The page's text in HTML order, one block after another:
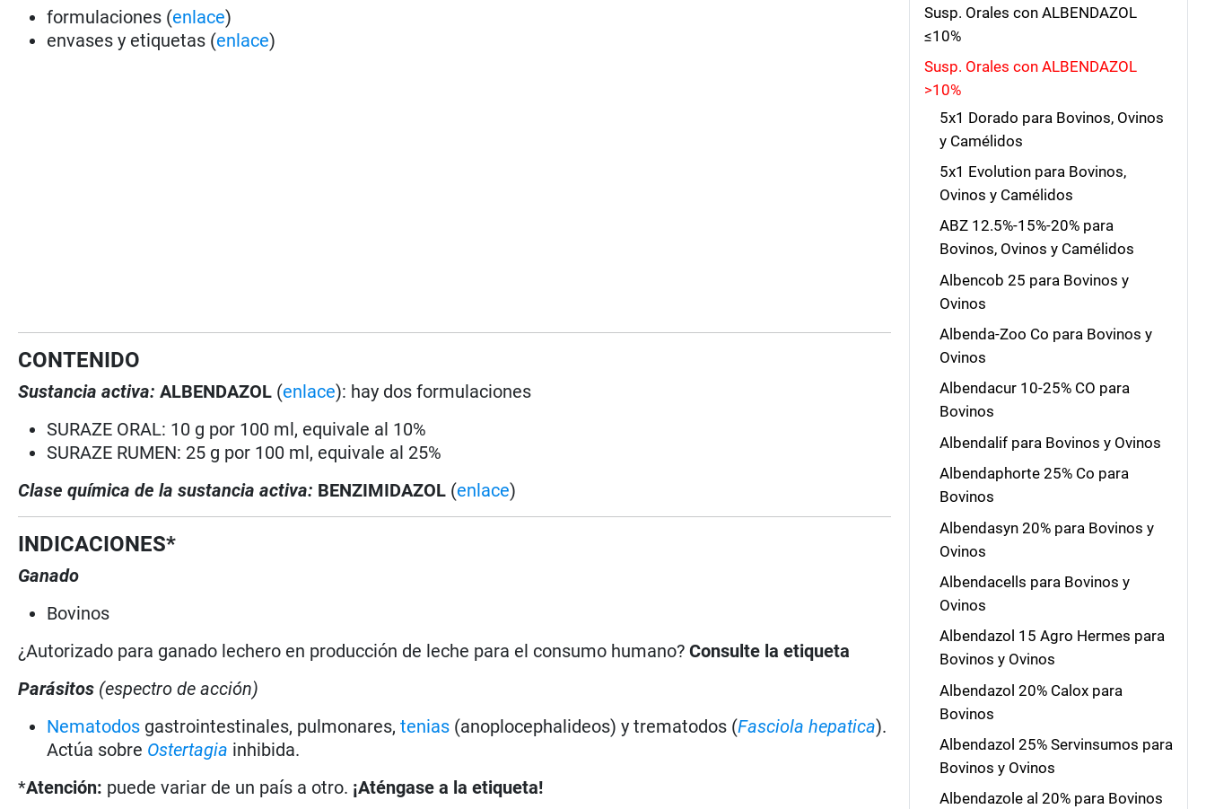
formulaciones (enlace)
envases y etiquetas (enlace)
CONTENIDO
Sustancia activa:ALBENDAZOL (enlace): hay dos formulaciones
SURAZE ORAL: 10 g por 100 ml, equivale al 10%
SURAZE RUMEN: 25 g por 100 ml, equivale al 25%
Clase química de la sustancia activa: BENZIMIDAZOL (enlace)
INDICACIONES*
Ganado
Bovinos
¿Autorizado para ganado lechero en producción de leche para el consumo humano?Consulte la etiqueta
Parásitos (espectro de acción)
Nematodos gastrointestinales, pulmonares,tenias (anoplocephalideos) y trematodos (Fasciola hepatica).
Actúa sobre Ostertagia inhibida.
*Atención: puede variar de un país a otro. ¡Aténgase a la etiqueta!
Susp. Orales con ALBENDAZOL
≤10%
Susp. Orales con ALBENDAZOL
>10%
5x1 Dorado para Bovinos, Ovinos
y Camélidos
5x1 Evolution para Bovinos,
Ovinos y Camélidos
ABZ 12.5%-15%-20% para
Bovinos, Ovinos y Camélidos
Albencob 25 para Bovinos y
Ovinos
Albenda-Zoo Co para Bovinos y
Ovinos
Albendacur 10-25% CO para
Bovinos
Albendalif para Bovinos y Ovinos
Albendaphorte 25% Co para
Bovinos
Albendasyn 20% para Bovinos y
Ovinos
Albendacells para Bovinos y
Ovinos
Albendazol 15 Agro Hermes para
Bovinos y Ovinos
Albendazol 20% Calox para
Bovinos
Albendazol 25% Servinsumos para
Bovinos y Ovinos
Albendazole al 20% para Bovinos